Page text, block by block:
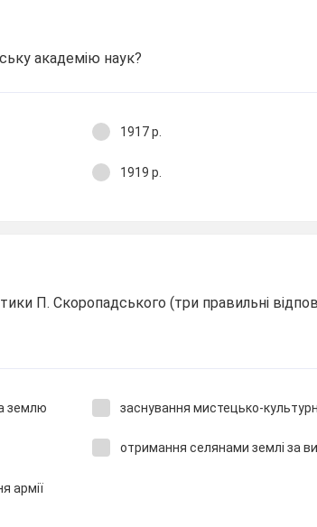
академію наук?
1917 р.
1919 р.
П. Скоропадського (три правильні
землю заснування мистецько-
отримання селянами землі за
армії